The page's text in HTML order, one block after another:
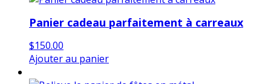
Panier cadeau parfaitement à carreaux
$150.00
Ajouter au panier